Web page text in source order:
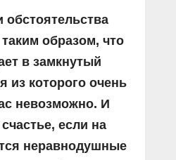
обстоятельства
образом, что
в замкнутый
из которого очень
невозможно. И
если на
неравнодушные